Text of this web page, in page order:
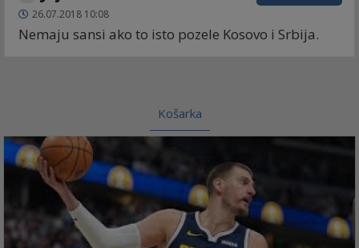
26.07.2018 10:08
Nemaju sansi ako to isto pozele Kosovo i Srbija.
Košarka